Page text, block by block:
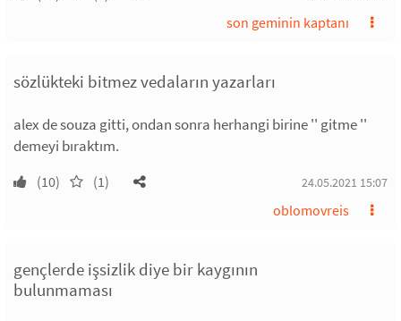
son geminin kaptanı
sözlükteki bitmez vedaların yazarları
alex de souza gitti, ondan sonra herhangi birine '' gitme ''
demeyi bıraktım.
(10) (1) 24.05.2021 15:07
oblomovreis
gençlerde işsizlik diye bir kaygının
bulunmaması